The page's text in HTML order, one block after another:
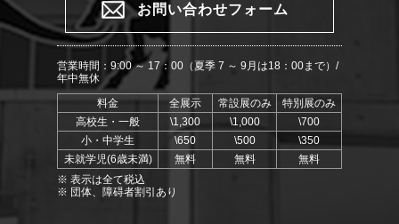
お問い合わせフォーム
営業時間：9:00 ～ 17：00（夏季 7 ～ 9月は18：00まで）/
年中無休
料金
全展示 常設展のみ
特別展のみ
高校生・一般
\1,300 \1,000
\700
小・中学生
\650 \500
\350
未就学児(6歳未満)
無料 無料
無料
※ 表示は全て税込
※ 団体、障碍者割引あり